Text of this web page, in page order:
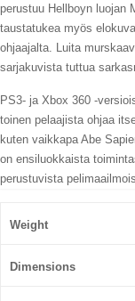
perustuu Hellboyn luojan
taustatukea myös
ohjaajalta. Luita
sarjakuvista tuttua
PS3- ja Xbox 360 -
toinen pelaajista ohjaa
kuten vaikkapa Abe
on ensiluokkaista
perustuvista
Weight
Dimensions